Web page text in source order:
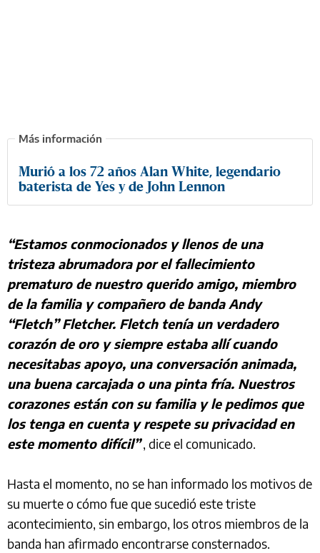
Murió a los 72 años Alan White, legendario
baterista de Yes y de John Lennon
“Estamos conmocionados y llenos de una
tristeza abrumadora por el fallecimiento
prematuro de nuestro querido amigo, miembro
de la familia y compañero de banda Andy
“Fletch” Fletcher. Fletch tenía un verdadero
corazón de oro y siempre estaba allí cuando
necesitabas apoyo, una conversación animada,
una buena carcajada o una pinta fría. Nuestros
corazones están con su familia y le pedimos que
los tenga en cuenta y respete su privacidad en
este momento difícil”, dice el comunicado.
Hasta el momento, no se han informado los motivos de
su muerte o cómo fue que sucedió este triste
acontecimiento, sin embargo, los otros miembros de la
banda han afirmado encontrarse consternados.